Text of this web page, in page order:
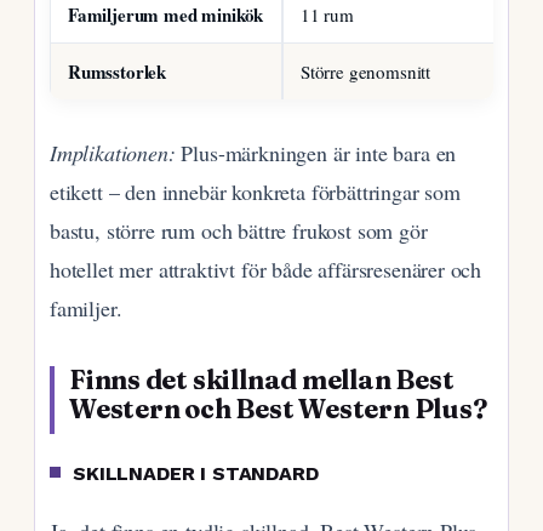
Familjerum med minikök 11 rum
Rumsstorlek Större genomsnitt
Implikationen: Plus-märkningen är inte bara en
etikett – den innebär konkreta förbättringar som
bastu, större rum och bättre frukost som gör
hotellet mer attraktivt för både affärsresenärer och
familjer.
Finns det skillnad mellan Best
Western och Best Western Plus?
SKILLNADER I STANDARD